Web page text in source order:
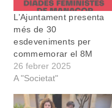
L’Ajuntament presenta
més de 30
esdeveniments per
commemorar el 8M
26 febrer 2025
A "Societat"